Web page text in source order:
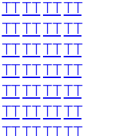
TTTTTTTT
TTTTTTTT
TTTTTTTT
TTTTTTTT
TTTTTTTT
TTTTTTTT